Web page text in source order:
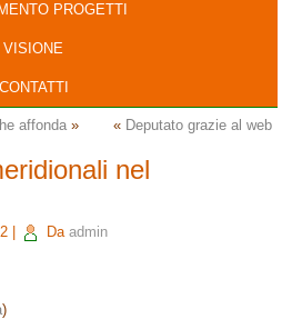
PROGETTI
VISIONE
CONTATTI
affonda » « Deputato grazie al web
nel
Da admin
)